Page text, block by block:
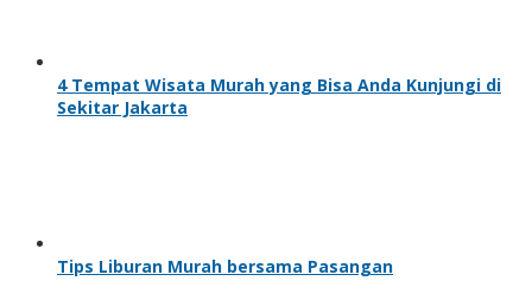
4 Tempat Wisata Murah yang Bisa Anda Kunjungi di
Sekitar Jakarta
Tips Liburan Murah bersama Pasangan